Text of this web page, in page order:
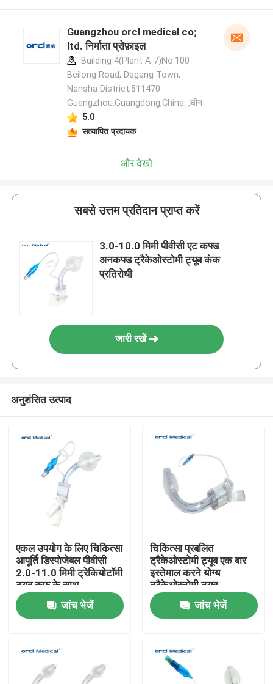
वीडियो
Guangzhou orcl medical co;
ltd. निर्माता प्रोफ़ाइल
Building 4(Plant A-7)No.100
Beilong Road, Dagang Town,
Nansha District,511470
Guangzhou,Guangdong,China. ,चीन
5.0
सत्यापित प्रदायक
और देखो
सबसे उत्तम प्रतिदान प्राप्त करें
3.0-10.0 मिमी पीवीसी एट कफ्ड
अनकफ्ड ट्रैकेओस्टोमी ट्यूब कंक
प्रतिरोधी
जारी रखें
अनुशंसित उत्पाद
एकल उपयोग के लिए चिकित्सा
आपूर्ति डिस्पोजेबल पीवीसी
2.0-11.0 मिमी ट्रेकियोटॉमी
ट्यूब कफ़ के साथ
जांच भेजें
चिकित्सा प्रबलित
ट्रैकेओस्टोमी ट्यूब एक बार
इस्तेमाल करने योग्य
ट्रैकेओस्टोमी ट्यूब
जांच भेजें